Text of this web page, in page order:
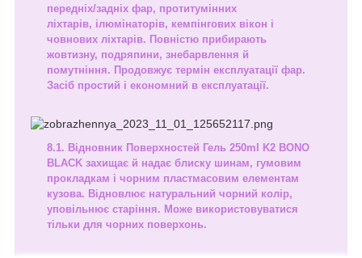
передніх/задніх фар, протитумінних
ліхтарів, ілюмінаторів, кемпінгових вікон і
човнових ліхтарів. Повністю прибирають
жовтизну, подряпини, знебарвлення й
помутніння. Продовжує термін експлуатації фар.
Засіб простий і економний в експлуатації.
Відновник Поверхностей Гель 250ml K2 BONO
BLACK захищає й надає блиску шинам, гумовим
прокладкам і чорним пластмасовим елементам
кузова. Відновлює натуральний чорний колір,
уповільнює старіння. Може використовуватися
тільки для чорних поверхонь.